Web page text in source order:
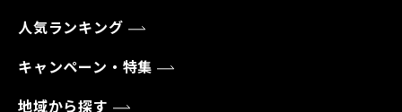
人気ランキング
キャンペーン・特集
地域から探す